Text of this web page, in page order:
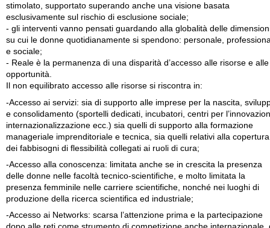
stimolato, supportato superando anche una visione basata
esclusivamente sul rischio di esclusione sociale;
- gli interventi vanno pensati guardando alla globalità delle
su cui le donne quotidianamente si spendono: personale,
e sociale;
- Reale è la permanenza di una disparità d’accesso alle risorse e alle
opportunità.
Il non equilibrato accesso alle risorse si riscontra in:
-Accesso ai servizi: sia di supporto alle imprese per la nascita,
e consolidamento (sportelli dedicati, incubatori, centri per
internazionalizzazione ecc.) sia quelli di supporto alla formazione
manageriale imprenditoriale e tecnica, sia quelli relativi alla copertura
dei fabbisogni di flessibilità collegati ai ruoli di cura;
-Accesso alla conoscenza: limitata anche se in crescita la presenza
delle donne nelle facoltà tecnico-scientifiche, e molto limitata la
presenza femminile nelle carriere scientifiche, nonché nei luoghi di
produzione della ricerca scientifica ed industriale;
-Accesso ai Networks: scarsa l’attenzione prima e la partecipazione